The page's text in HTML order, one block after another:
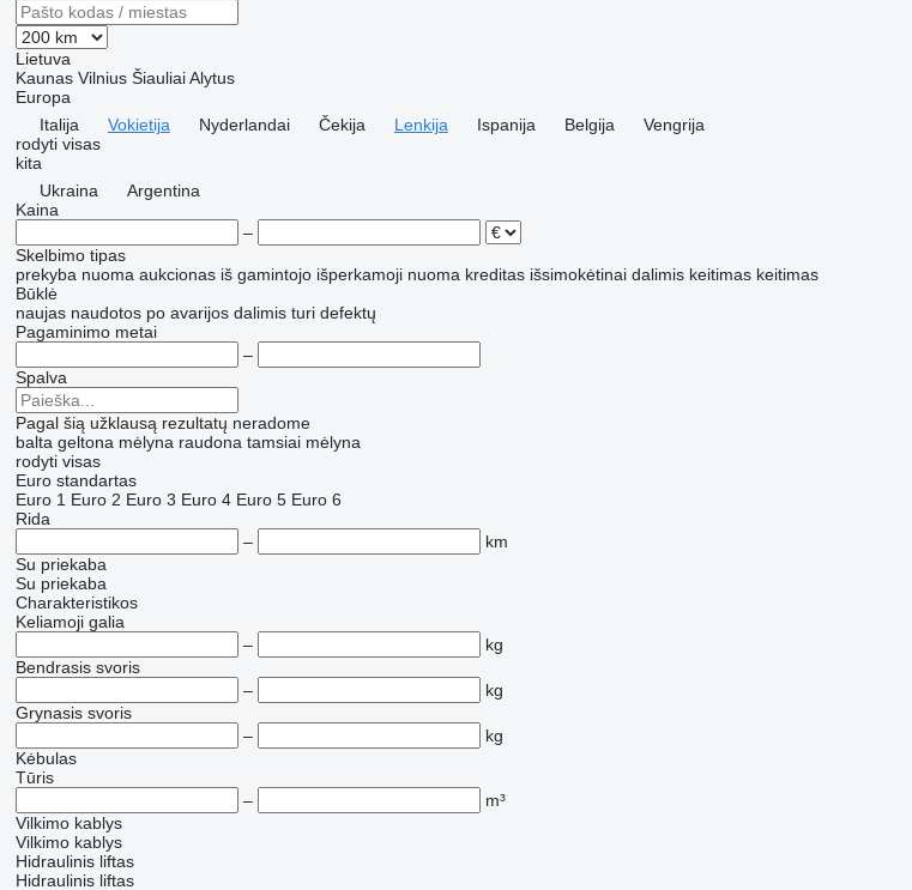
Lietuva
Kaunas Vilnius Šiauliai Alytus
Europa
Italija
Vokietija Nyderlandai Čekija Lenkija Ispanija Belgija
Vengrija
rodyti visas
kita
Ukraina
Argentina
Kaina
–
Skelbimo tipas
prekyba nuoma aukcionas iš gamintojo išperkamoji nuoma kreditas išsimokėtinai dalimis keitimas keitimas
Būklė
naujas naudotos po avarijos dalimis turi defektų
Pagaminimo metai
–
Spalva
Pagal šią užklausą rezultatų neradome
balta geltona mėlyna raudona tamsiai mėlyna
rodyti visas
Euro standartas
Euro 1 Euro 2 Euro 3 Euro 4 Euro 5 Euro 6
Rida
–
km
Su priekaba
Su priekaba
Charakteristikos
Keliamoji galia
–
kg
Bendrasis svoris
–
kg
Grynasis svoris
–
kg
Kėbulas
Tūris
–
m³
Vilkimo kablys
Vilkimo kablys
Hidraulinis liftas
Hidraulinis liftas